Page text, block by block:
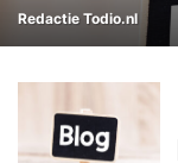
Redactie Todio.nl